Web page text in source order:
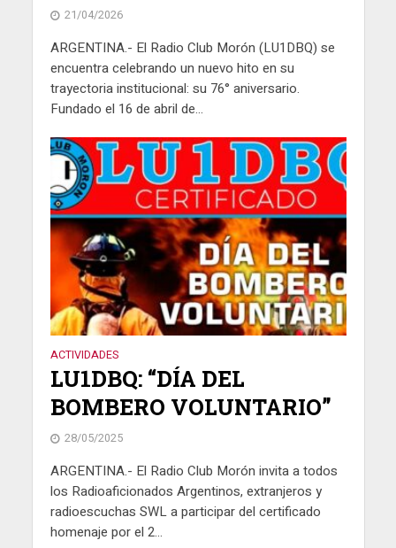
21/04/2026
ARGENTINA.- El Radio Club Morón (LU1DBQ) se
encuentra celebrando un nuevo hito en su
trayectoria institucional: su 76° aniversario.
Fundado el 16 de abril de...
ACTIVIDADES
LU1DBQ: “DÍA DEL
BOMBERO VOLUNTARIO”
28/05/2025
ARGENTINA.- El Radio Club Morón invita a todos
los Radioaficionados Argentinos, extranjeros y
radioescuchas SWL a participar del certificado
homenaje por el 2...